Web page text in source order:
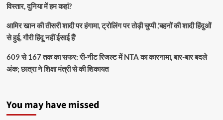
विस्तार, दुनिया में हम कहां?
आमिर खान की तीसरी शादी पर हंगामा, ट्रोलिंग पर तोड़ी चुप्पी ,’बहनों की शादी हिंदुओं
से हुई, गौरी हिंदू नहीं ईसाई हैं’
609 से 167 तक का सफर: री-नीट रिजल्ट में NTA का कारनामा, बार-बार बदले
अंक; छात्रा ने शिक्षा मंत्री से की शिकायत
You may have missed